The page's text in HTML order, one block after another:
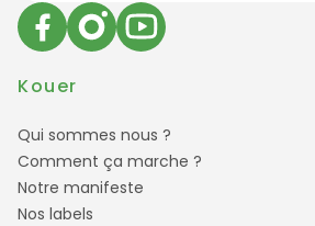
Kouer
Qui sommes nous ?
Comment ça marche ?
Notre manifeste
Nos labels